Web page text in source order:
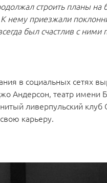
строить планы на
нему приезжали
был счастлив с ними
в социальных сетях
Андерсон, театр имени
ливерпульский клуб
карьеру.